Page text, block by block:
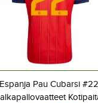
Espanja Pau Cubarsi #22